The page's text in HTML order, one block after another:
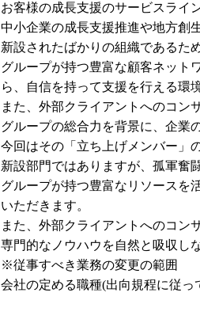
お客様の成長支援のサービスライ
中小企業の成長支援推進や地方創
新設されたばかりの組織であるた
グループが持つ豊富な顧客ネット
ら、自信を持って支援を行える環
また、外部クライアントへのコン
グループの総合力を背景に、企業
今回はその「立ち上げメンバー」
新設部門ではありますが、孤軍奮
グループが持つ豊富なリソースを
いただきます。
また、外部クライアントへのコン
専門的なノウハウを自然と吸収し
※従事すべき業務の変更の範囲
会社の定める職種(出向規程に従